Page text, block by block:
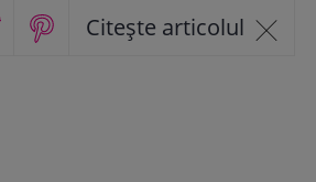
Citește articolul